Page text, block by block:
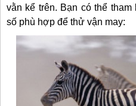
vằn kể trên. Bạn có thể
số phù hợp để thử vận may: